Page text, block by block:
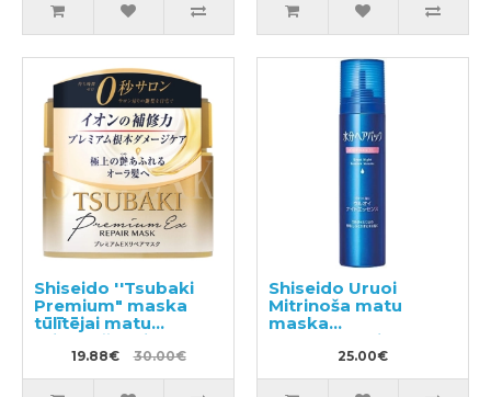
Shiseido ''Tsubaki
Premium" maska
tūlītējai matu
atjaunošanai 180g
19.88€ 30.00€
Shiseido Uruoi
Mitrinoša matu
maska
nepaklausīgiem
matiem 140g
25.00€